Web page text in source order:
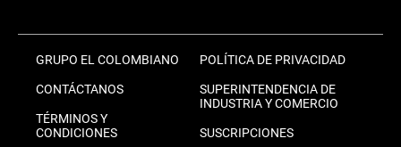
GRUPO EL COLOMBIANO
CONTÁCTANOS
TÉRMINOS Y
CONDICIONES
POLÍTICA DE PRIVACIDAD
SUPERINTENDENCIA DE
INDUSTRIA Y COMERCIO
SUSCRIPCIONES